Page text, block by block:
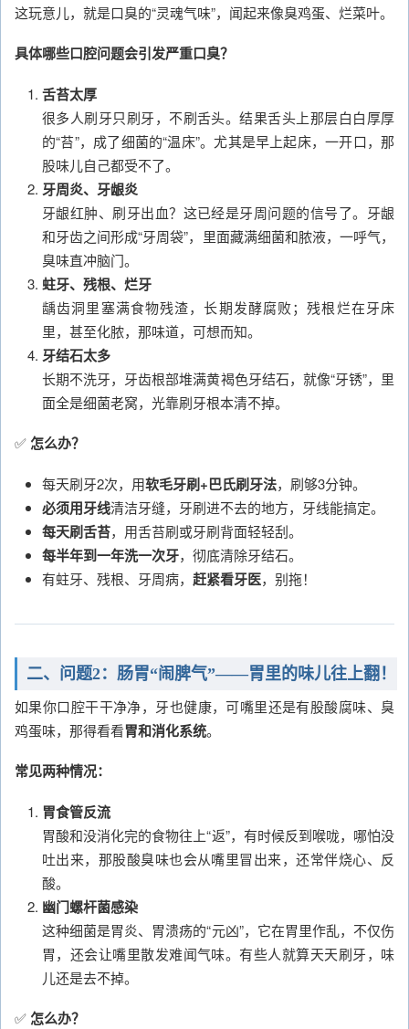
这玩意儿，就是口臭的“灵魂气味”，闻起来像臭鸡蛋、烂菜叶。
具体哪些口腔问题会引发严重口臭？
舌苔太厚
很多人刷牙只刷牙，不刷舌头。结果舌头上那层白白厚厚
的“苔”，成了细菌的“温床”。尤其是早上起床，一开口，那
股味儿自己都受不了。
牙周炎、牙龈炎
牙龈红肿、刷牙出血？这已经是牙周问题的信号了。牙龈
和牙齿之间形成“牙周袋”，里面藏满细菌和脓液，一呼气，
臭味直冲脑门。
蛀牙、残根、烂牙
龋齿洞里塞满食物残渣，长期发酵腐败；残根烂在牙床
里，甚至化脓，那味道，可想而知。
牙结石太多
长期不洗牙，牙齿根部堆满黄褐色牙结石，就像“牙锈”，里
面全是细菌老窝，光靠刷牙根本清不掉。
✅ 怎么办？
每天刷牙2次，用软毛牙刷+巴氏刷牙法，刷够3分钟。
必须用牙线清洁牙缝，牙刷进不去的地方，牙线能搞定。
每天刷舌苔，用舌苔刷或牙刷背面轻轻刮。
每半年到一年洗一次牙，彻底清除牙结石。
有蛀牙、残根、牙周病， 赶紧看牙医，别拖！
二、问题2：肠胃“闹脾气”——胃里的味儿往上翻！
如果你口腔干干净净，牙也健康，可嘴里还是有股酸腐味、臭
鸡蛋味，那得看看胃和消化系统。
常见两种情况：
胃食管反流
胃酸和没消化完的食物往上“返”，有时候反到喉咙，哪怕没
吐出来，那股酸臭味也会从嘴里冒出来，还常伴烧心、反
酸。
幽门螺杆菌感染
这种细菌是胃炎、胃溃疡的“元凶”，它在胃里作乱，不仅伤
胃，还会让嘴里散发难闻气味。有些人就算天天刷牙，味
儿还是去不掉。
✅ 怎么办？